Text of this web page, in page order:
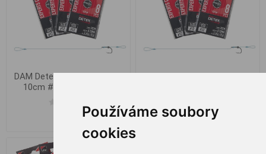
Používáme soubory
cookies
DAM Detek Method Hair Rig
10cm #10 0.25mm 8pc
€ 3,91
DAM Detek Method Hair Rig
€ 3,91